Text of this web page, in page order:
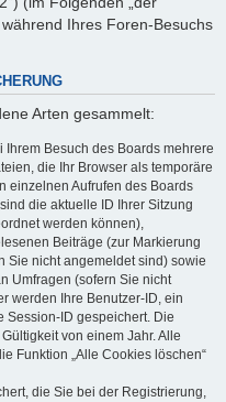
Ihres Foren-Besuchs
Arten gesammelt:
Besuch des Boards mehrere
die Ihr Browser als temporäre
einzelnen Aufrufen des Boards
die aktuelle ID Ihrer Sitzung
werden können),
Beiträge (zur Markierung
Sie nicht angemeldet sind) sowie
Umfragen (sofern Sie nicht
werden Ihre Benutzer-ID, ein
Session-ID gespeichert. Die
von einem Jahr. Alle
Funktion „Alle Cookies löschen“
die Sie bei der Registrierung,